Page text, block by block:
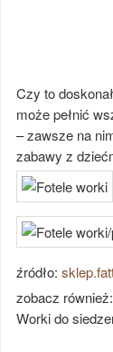
Czy to
może pełnić
– zawsze na
zabawy z
źródło:
zobacz również:
Worki do